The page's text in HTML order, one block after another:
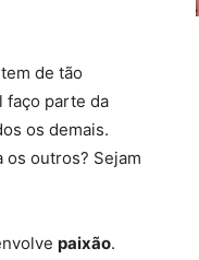
de tão
faço parte da
os demais.
os outros? Sejam
paixão.